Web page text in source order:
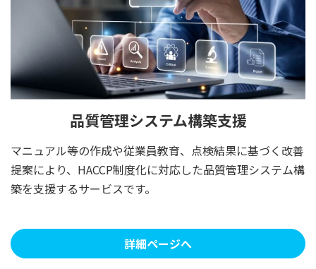
品質管理システム構築支援
マニュアル等の作成や従業員教育、点検結果に基づく改善
提案により、HACCP制度化に対応した品質管理システム構
築を支援するサービスです。
詳細ページへ